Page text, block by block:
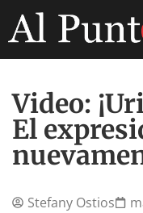
Video:
El
Stefany Ostios